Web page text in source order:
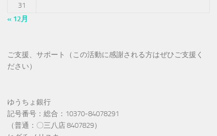
31
« 12月
ご支援、サポート（この活動に感謝される方はぜひご支援く
ださい）
ゆうちょ銀行
記号番号：総合：10370-84078291
（普通：〇三八店 8407829）